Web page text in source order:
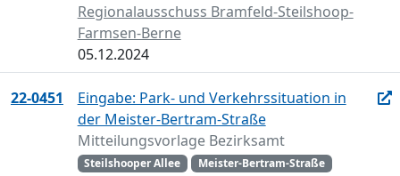
Regionalausschuss Bramfeld-Steilshoop-
Farmsen-Berne
05.12.2024
22-0451
Eingabe: Park- und Verkehrssituation in
der Meister-Bertram-Straße
Mitteilungsvorlage Bezirksamt
Steilshooper Allee
Meister-Bertram-Straße